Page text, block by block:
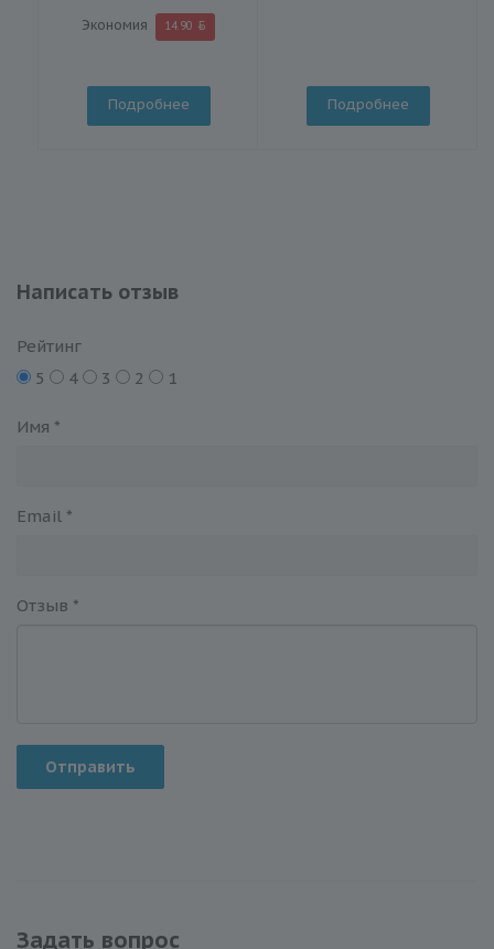
Экономия 14.90
Подробнее Подробнее
Написать отзыв
Рейтинг
5
4 3 2 1
Имя *
Email *
Отзыв *
Отправить
Задать вопрос